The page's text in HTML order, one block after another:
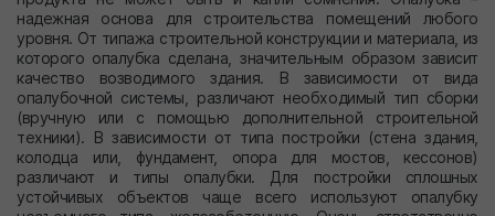
надежная основа для строительства помещений любого
уровня. От типажа строительной конструкции и материала, из
которого опалубка сделана, значительным образом зависит
качество возводимого здания. В зависимости от вида
опалубочной системы, различают необходимый тип сборки
(вручную или с помощью дополнительной строительной
техники). В зависимости от типа постройки (стена здания,
колодца или, фундамент, опора для мостов, кессонов)
различают и типы опалубки. Для постройки сплошных
устойчивых объектов чаще всего используют опалубку